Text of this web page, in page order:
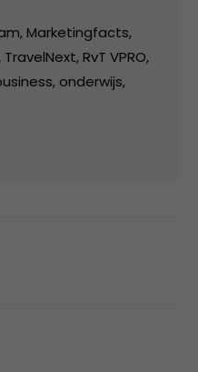
Marketingfacts,
RvT VPRO,
onderwijs,